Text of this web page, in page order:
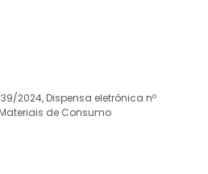
2024, Dispensa eletrônica nº
de Consumo